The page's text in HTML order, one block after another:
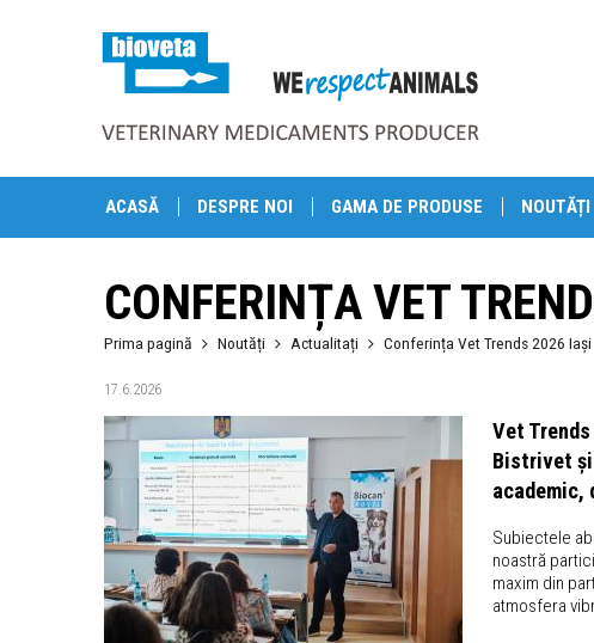
ACASĂ DESPRE NOI GAMA DE PRODUSE NOUTĂȚI
CONFERINȚA VET
Prima pagină Noutăți Actualitați Conferința Vet Trends 2026 Iași
17.6.2026
Vet
Bistrivet și
academic,
Subiectele
noastră
maxim din
atmosfera